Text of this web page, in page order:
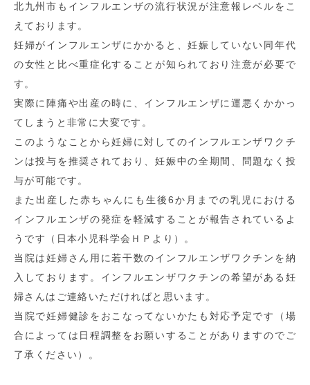
北九州市もインフルエンザの流行状況が注意報レベルをこ
えております。
妊婦がインフルエンザにかかると、妊娠していない同年代
の女性と比べ重症化することが知られており注意が必要で
す。
実際に陣痛や出産の時に、インフルエンザに運悪くかかっ
てしまうと非常に大変です。
このようなことから妊婦に対してのインフルエンザワクチ
ンは投与を推奨されており、妊娠中の全期間、問題なく投
与が可能です。
また出産した赤ちゃんにも生後6か月までの乳児における
インフルエンザの発症を軽減することが報告されているよ
うです（日本小児科学会ＨＰより）。
当院は妊婦さん用に若干数のインフルエンザワクチンを納
入しております。インフルエンザワクチンの希望がある妊
婦さんはご連絡いただければと思います。
当院で妊婦健診をおこなってないかたも対応予定です（場
合によっては日程調整をお願いすることがありますのでご
了承ください）。